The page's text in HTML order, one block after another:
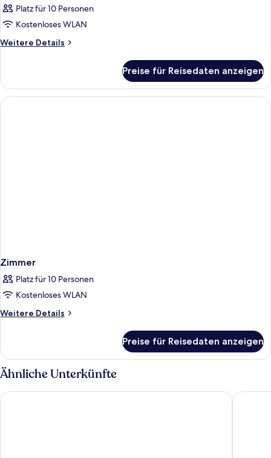
Platz für 10 Personen
Kostenloses WLAN
Weitere Details
Weitere
Preise für Reisedaten anzeigen
Zimmer
Platz für 10 Personen
Kostenloses WLAN
Weitere Details
Weitere
Preise für Reisedaten anzeigen
Ähnliche Unterkünfte
Swandor Hotels & Resort Topkapi Palace - All InclusiveAkra